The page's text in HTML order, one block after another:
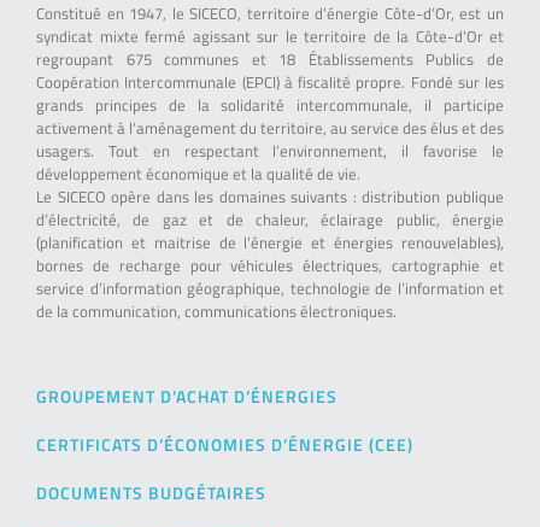
Constitué en 1947, le SICECO, territoire d’énergie Côte-d’Or, est un
syndicat mixte fermé agissant sur le territoire de la Côte-d’Or et
regroupant 675 communes et 18 Établissements Publics de
Coopération Intercommunale (EPCI) à fiscalité propre. Fondé sur les
grands principes de la solidarité intercommunale, il participe
activement à l’aménagement du territoire, au service des élus et des
usagers. Tout en respectant l’environnement, il favorise le
développement économique et la qualité de vie.
Le SICECO opère dans les domaines suivants : distribution publique
d’électricité, de gaz et de chaleur, éclairage public, énergie
(planification et maitrise de l’énergie et énergies renouvelables),
bornes de recharge pour véhicules électriques, cartographie et
service d’information géographique, technologie de l’information et
de la communication, communications électroniques.
GROUPEMENT D’ACHAT D’ÉNERGIES
CERTIFICATS D’ÉCONOMIES D’ÉNERGIE (CEE)
DOCUMENTS BUDGÉTAIRES